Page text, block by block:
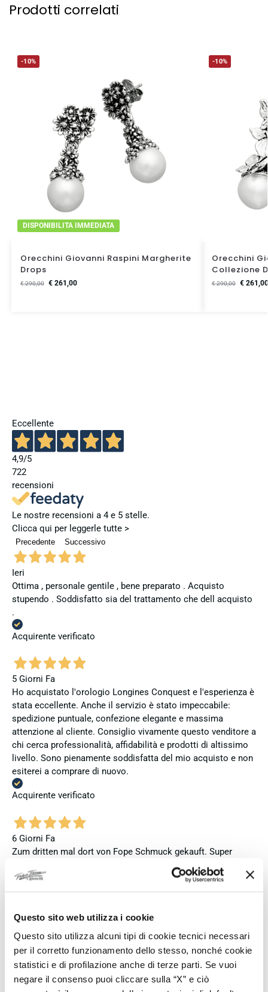
Questo sito web utilizza i cookie
Questo sito utilizza alcuni tipi di cookie tecnici necessari
per il corretto funzionamento dello stesso, nonché cookie
statistici e di profilazione anche di terze parti. Se vuoi
negare il consenso puoi cliccare sulla “X” e ciò
Prodotti correlati
-10%
DISPONIBILITA IMMEDIATA
Orecchini Giovanni Raspini Margherite
Drops
€290,00 €261,00
-10%
Orecchini
Collezione
€290,00 €261,00
Eccellente
4,9/5
722
recensioni
Le nostre recensioni a 4 e 5 stelle.
Clicca qui per leggerle tutte >
Precedente Successivo
Ieri
Ottima , personale gentile , bene preparato . Acquisto
stupendo . Soddisfatto sia del trattamento che dell acquisto
.
Acquirente verificato
5 Giorni Fa
Ho acquistato l'orologio Longines Conquest e l'esperienza è
stata eccellente. Anche il servizio è stato impeccabile:
spedizione puntuale, confezione elegante e massima
attenzione al cliente. Consiglio vivamente questo venditore a
chi cerca professionalità, affidabilità e prodotti di altissimo
livello. Sono pienamente soddisfatta del mio acquisto e non
esiterei a comprare di nuovo.
Acquirente verificato
6 Giorni Fa
Zum dritten mal dort von Fope Schmuck gekauft. Super
Service, tolle Preise! Ich kann Fabio Ferro ohne Bedenken
weiterempfehlen. Einfach TOPP!!
6 Giorni Fa
Ich bin insgesamt mit meinem Kauf zufrieden. Die Uhr ist
neu, original und funktioniert einwandfrei. Besonders positiv
hervorheben möchte ich den attraktiven Preis sowie den